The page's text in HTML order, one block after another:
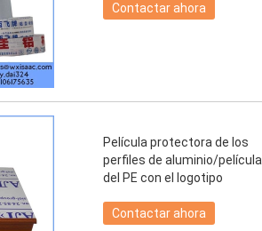
Contactar ahora
Película protectora de los
perfiles de aluminio/película
del PE con el logotipo
Contactar ahora